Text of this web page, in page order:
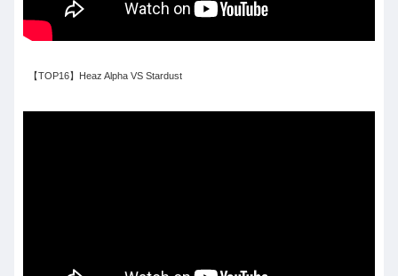
【TOP16】Heaz Alpha VS Stardust